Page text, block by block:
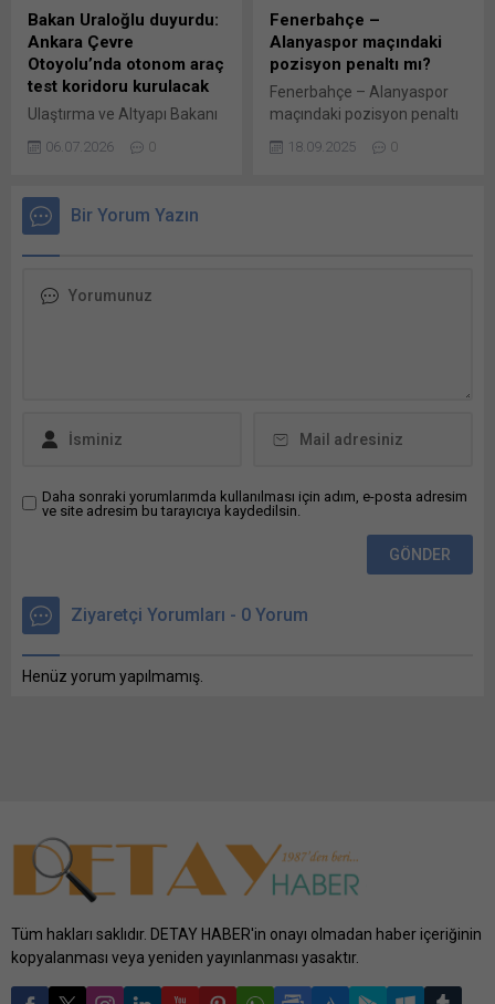
güçlendirmeye yönelik bir
Mutabakat Zaptı’nın
İstanbul’da...
paylaşmak için tıklayın (Yeni
pencerede açılır) LinkedIn
WhatsApp'ta paylaşmak için
tıklayın (Yeni pencerede
açılır) WhatsApp
Facebook'ta paylaşmak için
tıklayın (Yeni...
Bakan Uraloğlu duyurdu:
Ankara Çevre
Otoyolu’nda otonom araç
test koridoru kurulacak
Ulaştırma ve Altyapı Bakanı
Türkiye’nin bağlantılı ve
yönelik çalışmalarını
sürdürdüğünü belirterek,
Kooperatif Akıllı Ulaşım
Sistemlerine ilişkin yazılı
Akıllı Ulaşım...
06.07.2026 0
Fenerbahçe –
Alanyaspor maçındaki
pozisyon penaltı mı?
Fenerbahçe – Alanyaspor
maçındaki pozisyon penaltı
erteleme maçında
2-2...
18.09.2025 0
Bir Yorum Yazın
Daha sonraki yorumlarımda kullanılması için adım, e-posta adresim
ve site adresim bu tarayıcıya kaydedilsin.
Ziyaretçi Yorumları - 0 Yorum
Henüz yorum yapılmamış.
Tüm hakları saklıdır. DETAY HABER'in onayı olmadan haber içeriğinin
kopyalanması veya yeniden yayınlanması yasaktır.